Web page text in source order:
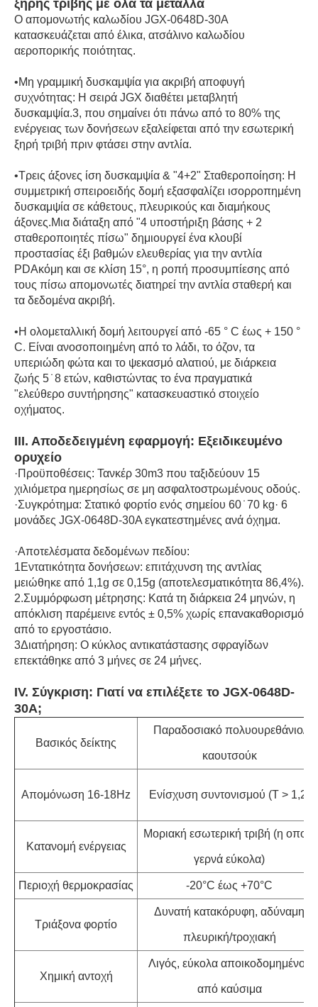
ξηρής τριβής με όλα τα μέταλλα
Ο απομονωτής καλωδίου JGX-0648D-30A
κατασκευάζεται από έλικα, ατσάλινο καλωδίου
αεροπορικής ποιότητας.
•Μη γραμμική δυσκαμψία για ακριβή αποφυγή
συχνότητας: Η σειρά JGX διαθέτει μεταβλητή
δυσκαμψία.3, που σημαίνει ότι πάνω από το 80% της
ενέργειας των δονήσεων εξαλείφεται από την εσωτερική
ξηρή τριβή πριν φτάσει στην αντλία.
•Τρεις άξονες ίση δυσκαμψία & "4+2" Σταθεροποίηση: Η
συμμετρική σπειροειδής δομή εξασφαλίζει ισορροπημένη
δυσκαμψία σε κάθετους, πλευρικούς και διαμήκους
άξονες.Μια διάταξη από "4 υποστήριξη βάσης + 2
σταθεροποιητές πίσω" δημιουργεί ένα κλουβί
προστασίας έξι βαθμών ελευθερίας για την αντλία
PDΑκόμη και σε κλίση 15°, η ροπή προσυμπίεσης από
τους πίσω απομονωτές διατηρεί την αντλία σταθερή και
τα δεδομένα ακριβή.
•Η ολομεταλλική δομή λειτουργεί από -65 ° C έως + 150 °
C. Είναι ανοσοποιημένη από το λάδι, το όζον, τα
υπεριώδη φώτα και το ψεκασμό αλατιού, με διάρκεια
ζωής 5 ̇ 8 ετών, καθιστώντας το ένα πραγματικά
"ελεύθερο συντήρησης" κατασκευαστικό στοιχείο
οχήματος.
ΙΙΙ. Αποδεδειγμένη εφαρμογή: Εξειδικευμένο
ορυχείο
·Προϋποθέσεις: Τανκέρ 30m3 που ταξιδεύουν 15
χιλιόμετρα ημερησίως σε μη ασφαλτοστρωμένους οδούς.
·Συγκρότημα: Στατικό φορτίο ενός σημείου 60 ̇ 70 kg· 6
μονάδες JGX-0648D-30A εγκατεστημένες ανά όχημα.
·Αποτελέσματα δεδομένων πεδίου:
1Εντατικότητα δονήσεων: επιτάχυνση της αντλίας
μειώθηκε από 1,1g σε 0,15g (αποτελεσματικότητα 86,4%).
2.Συμμόρφωση μέτρησης: Κατά τη διάρκεια 24 μηνών, η
απόκλιση παρέμεινε εντός ± 0,5% χωρίς επανακαθορισμό
από το εργοστάσιο.
3Διατήρηση: Ο κύκλος αντικατάστασης σφραγίδων
επεκτάθηκε από 3 μήνες σε 24 μήνες.
IV. Σύγκριση: Γιατί να επιλέξετε το JGX-0648D-
30A;
Βασικός δείκτης
Παραδοσιακό πολυουρεθάνιο/
καουτσούκ
Απομόνωση 16-18Hz Ενίσχυση συντονισμού (T > 1,2)
Κατανομή ενέργειας
Μοριακή εσωτερική τριβή (η οποία
γερνά εύκολα)
Περιοχή θερμοκρασίας -20°C έως +70°C
Τριάξονα φορτίο
Δυνατή κατακόρυφη, αδύναμη
πλευρική/τροχιακή
Χημική αντοχή
Λιγός, εύκολα αποικοδομημένος
από καύσιμα